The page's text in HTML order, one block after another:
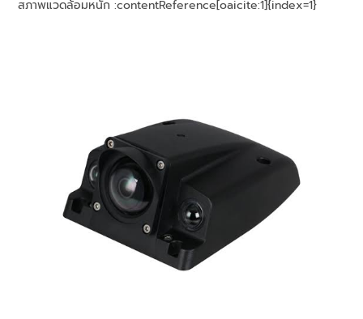
สภาพแวดล้อมหนัก :contentReference[oaicite:1]{index=1}